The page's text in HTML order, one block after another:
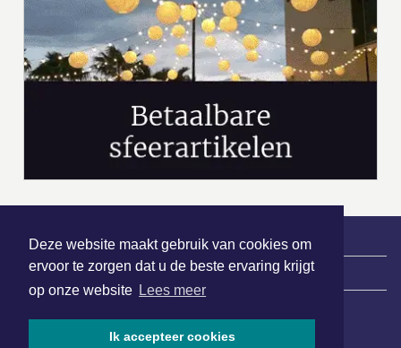
Deze website maakt gebruik van cookies om
ervoor te zorgen dat u de beste ervaring krijgt
op onze website Lees meer
Ik accepteer cookies
| Nieuws | Sport | Evenementen
Hoofdvestiging: